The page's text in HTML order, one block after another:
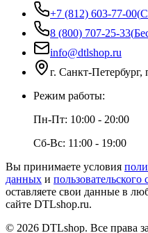
+7 (812) 603-77-00(
8 (800) 707-25-33(
info@dtlshop.ru
г. Санкт-Петербург,
Режим работы:
Пн-Пт: 10:00 - 20:00
Сб-Вс: 11:00 - 19:00
Вы принимаете условия
данных и пользовательского
оставляете свои данные в
сайте DTLshop.ru.
© 2026 DTLshop. Все права